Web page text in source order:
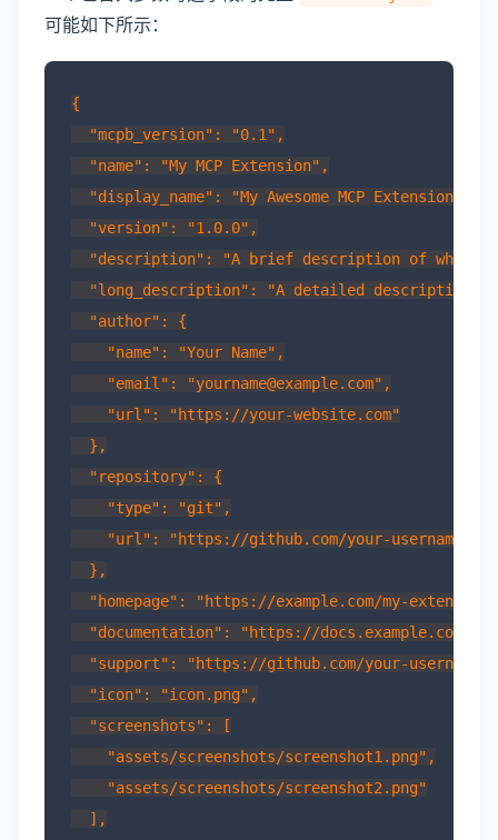
可能如下所示：
{
  "mcpb_version": "0.1",
  "name": "My MCP Extension",
  "display_name": "My Awesome MCP Extension",
  "version": "1.0.0",
"description": "A brief description of what
"long_description": "A detailed description
  "author": {
    "name": "Your Name",
    "email": "yourname@example.com",
    "url": "https://your-website.com"
  },
  "repository": {
    "type": "git",
"url": "https://github.com/your-username/
  },
"homepage": "https://example.com/my-
"documentation": "https://docs.example.com/
"support": "https://github.com/your-username/
  "icon": "icon.png",
  "screenshots": [
    "assets/screenshots/screenshot1.png",
    "assets/screenshots/screenshot2.png"
  ],